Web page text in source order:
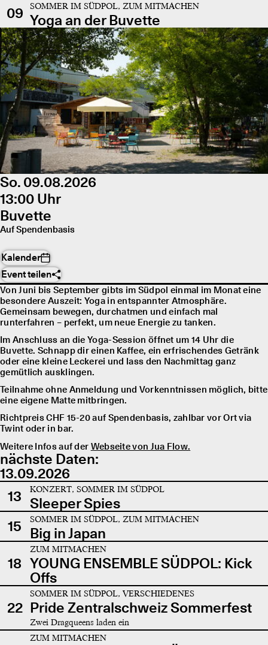
09
SOMMER IM SÜDPOL, ZUM MITMACHEN
Yoga an der Buvette
So. 09.08.2026
13:00 Uhr
Buvette
Auf Spendenbasis
Kalender
Event teilen
Von Juni bis September gibts im Südpol einmal im Monat eine
besondere Auszeit: Yoga in entspannter Atmosphäre.
Gemeinsam bewegen, durchatmen und einfach mal
runterfahren – perfekt, um neue Energie zu tanken.
Im Anschluss an die Yoga-Session öffnet um 14 Uhr die
Buvette. Schnapp dir einen Kaffee, ein erfrischendes Getränk
oder eine kleine Leckerei und lass den Nachmittag ganz
gemütlich ausklingen.
Teilnahme ohne Anmeldung und Vorkenntnissen möglich, bitte
eine eigene Matte mitbringen.
Richtpreis CHF 15-20 auf Spendenbasis, zahlbar vor Ort via
Twint oder in bar.
Weitere Infos auf der Webseite von Jua Flow.
nächste Daten:
13.09.2026
13
KONZERT, SOMMER IM SÜDPOL
Sleeper Spies
15
SOMMER IM SÜDPOL, ZUM MITMACHEN
Big in Japan
18
ZUM MITMACHEN
YOUNG ENSEMBLE SÜDPOL: Kick
Offs
22
SOMMER IM SÜDPOL, VERSCHIEDENES
Pride Zentralschweiz Sommerfest
Zwei Dragqueens laden ein
ZUM MITMACHEN